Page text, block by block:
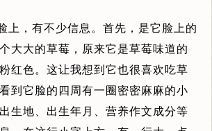
上，有不少信息。首先，是它脸上的
大大的草莓，原来它是草莓味道的
红色。这让我想到它也很喜欢吃草
到它脸的四周有一圈密密麻麻的小
生地、出生年月、营养作文成分等